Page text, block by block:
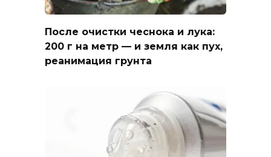
После очистки чеснока и лука:
200 г на метр — и земля как пух,
реанимация грунта